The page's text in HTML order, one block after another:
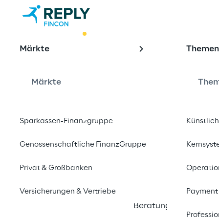
Märkte
Märkte
Sparkassen-Finanzgruppe
Genossenschaftliche FinanzGruppe
Privat & Großbanken
Versicherungen & Vertriebe
Themen
Payment
der WpHG-
Fincon Reply
dabei, die WpHG-
medialen Vertrieb
regulatorische
Beratungsprozesse